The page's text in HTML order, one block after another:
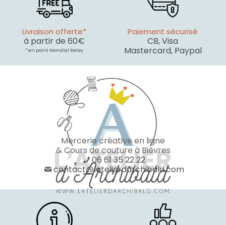
Livraison offerte*
à partir de 60€
* en point Mondial Relay
Paiement sécurisé
CB, Visa
Mastercard, Paypal
Mercerie créative en ligne
& Cours de couture à Bièvres
06 61 35 22 22
contact@latelierdarchibald.com